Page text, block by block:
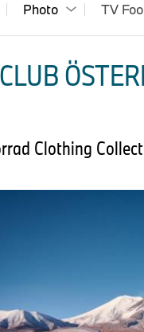
Photo TV
Clothing